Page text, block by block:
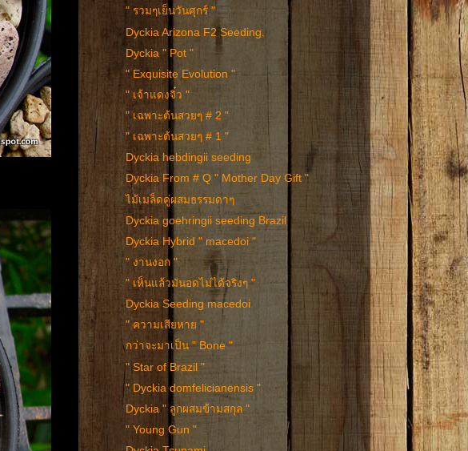
" รวมๆเย็นวันศุกร์ "
Dyckia Arizona F2 Seeding.
Dyckia " Pot "
" Exquisite Evolution "
" เจ้าแดงจิ๋ว "
" เฉพาะต้นสวยๆ # 2 "
" เฉพาะต้นสวยๆ # 1 "
Dyckia hebdingii seeding
Dyckia From # Q " Mother Day Gift "
ไม้เมล็ดคู่ผสมธรรมดาๆ
Dyckia goehringii seeding Brazil
Dyckia Hybrid " macedoi "
" งานงอก "
" เห็นแล้วมันอดไม่ได้จริงๆ "
Dyckia Seeding macedoi
" ความเสียหาย "
กว่าจะมาเป็น " Bone "
" Star of Brazil "
" Dyckia domfelicianensis "
Dyckia " ลูกผสมข้ามสกุล "
" Young Gun "